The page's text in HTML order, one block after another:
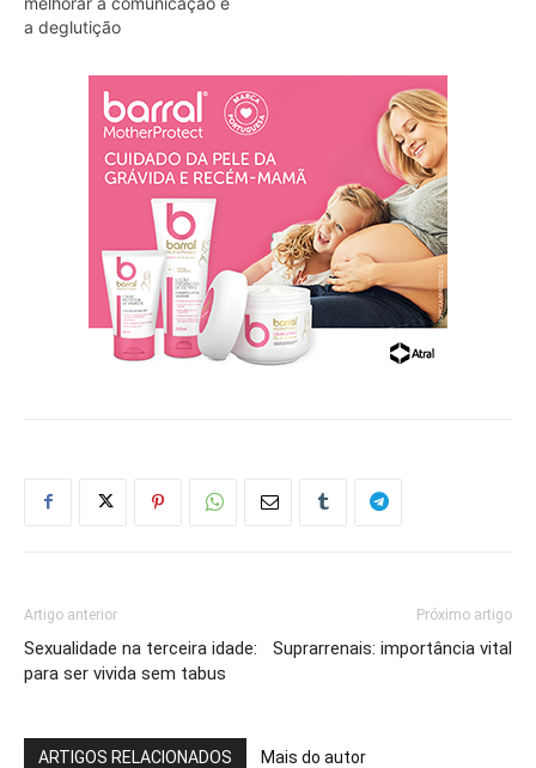
a deglutição
Artigo anterior
Sexualidade na terceira idade:
para ser vivida sem tabus
Próximo artigo
Suprarrenais: importância vital
ARTIGOS RELACIONADOS Mais do autor